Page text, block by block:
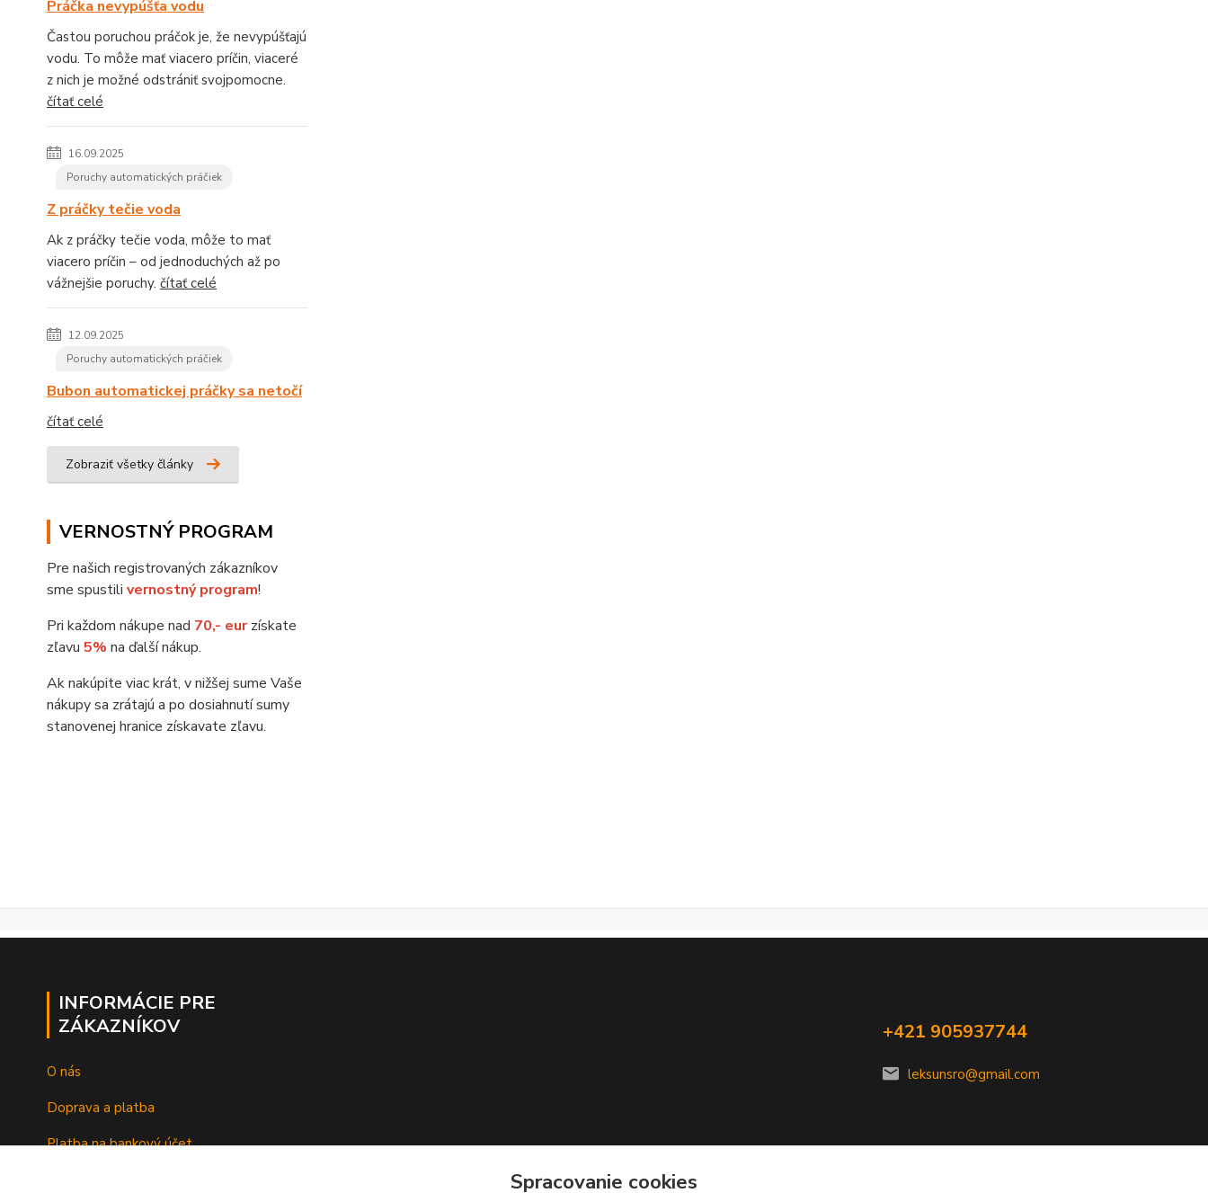
Práčka nevypúšťa vodu
Častou poruchou práčok je, že nevypúšťajú
vodu. To môže mať viacero príčin, viaceré
z nich je možné odstrániť svojpomocne.
čítať celé
16.09.2025
Poruchy automatických práčiek
Z práčky tečie voda
Ak z práčky tečie voda, môže to mať
viacero príčin – od jednoduchých až po
vážnejšie poruchy. čítať celé
12.09.2025
Poruchy automatických práčiek
Bubon automatickej práčky sa netočí
čítať celé
Zobraziť všetky články
VERNOSTNÝ PROGRAM
Pre našich registrovaných zákazníkov
sme spustili vernostný program!
Pri každom nákupe nad 70,- eurzískate
zľavu 5% na ďalší nákup.
Ak nakúpite viac krát, v nižšej sume Vaše
nákupy sa zrátajú a po dosiahnutí sumy
stanovenej hranice získavate zľavu.
INFORMÁCIE PRE
ZÁKAZNÍKOV
O nás
Doprava a platba
Platba na bankový účet
+421 905937744
leksunsro@gmail.com
Spracovanie cookies